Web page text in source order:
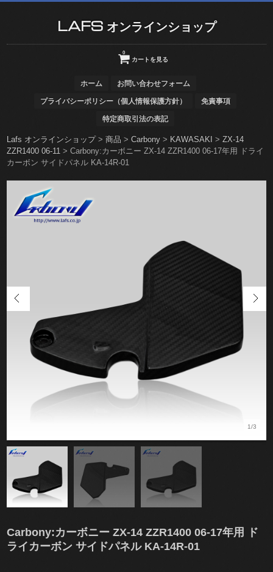
LAFS オンラインショップ
カートを見る
0
ホーム お問い合わせフォーム
プライバシーポリシー（個人情報保護方針） 免責事項
特定商取引法の表記
Lafs オンラインショップ>商品 >Carbony > KAWASAKI >ZX-14
ZZR1400 06-11 >Carbony:カーボニー ZX-14 ZZR1400 06-17年用 ドライ
カーボン サイドパネル KA-14R-01
1/3
Carbony:カーボニー ZX-14 ZZR1400 06-17年用 ド
ライカーボン サイドパネル KA-14R-01